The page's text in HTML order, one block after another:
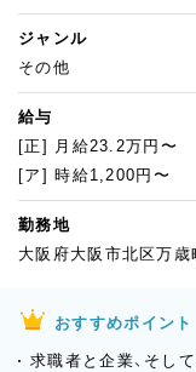
ジャンル
その他
給与
[正] 月給23.2万円〜
[ア] 時給1,200円〜
勤務地
大阪府大阪市北区万
おすすめポイント
求職者と企業、そし